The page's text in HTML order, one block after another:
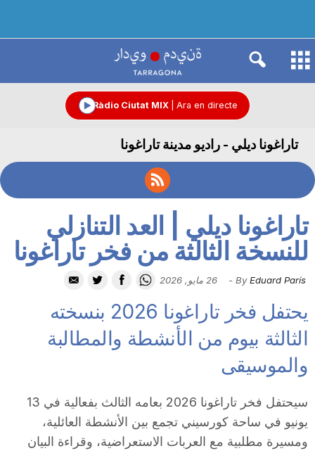
d
C
u
t
Ara en directe
Ràdio Ciutat MIX
تاراغونا ديلي - راديو مدينة تاراغونا
تاراغونا ديلي | العد التنازلي
للنسخة الثالثة من فخر تاراغونا
By Eduard París
- 26 مايو, 2026
يحتفل فخر تاراغونا 2026 بنسخته
الثالثة بيوم من الأنشطة والمطالبة
والموسيقى
سيحتفل فخر تاراغونا 2026 بعامه الثالث بفعالية في 13
يونيو في ساحة كورسيني تجمع بين الأنشطة العائلية،
ومسيرة مطلبية مع العربات الاستعراضية، وقراءة البيان